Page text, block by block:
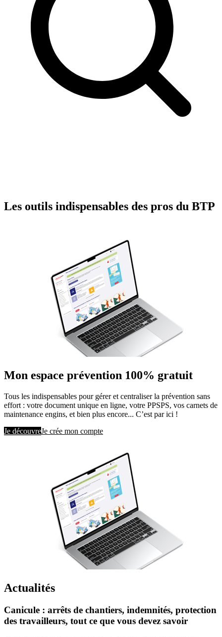
Les outils indispensables des pros du BTP
Mon espace prévention 100% gratuit
Tous les indispensables pour gérer et centraliser la prévention sans
effort : votre document unique en ligne, votre PPSPS, vos carnets de
maintenance engins, et bien plus encore... C’est par ici !
Je découvreJe crée mon compte
Actualités
Canicule : arrêts de chantiers, indemnités, protection
des travailleurs, tout ce que vous devez savoir